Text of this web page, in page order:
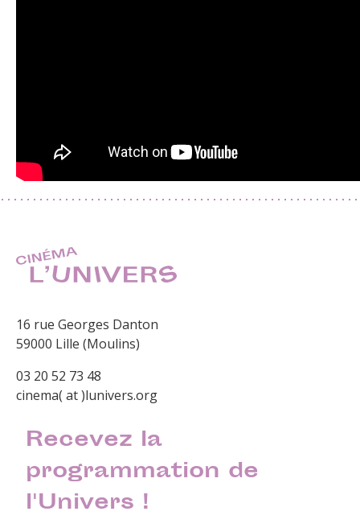
16 rue Georges Danton
59000 Lille (Moulins)
03 20 52 73 48
cinema( at )lunivers.org
Recevez la
programmation de
l'Univers !